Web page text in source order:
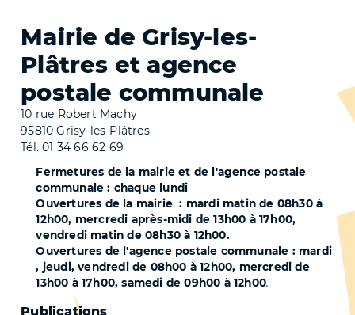
Mairie de Grisy-les-
Plâtres et agence
postale communale
10 rue Robert Machy
95810 Grisy-les-Plâtres
Tél. 01 34 66 62 69
Fermetures de la mairie et de l'agence postale
communale : chaque lundi
Ouvertures de la mairie : mardi matin de 08h30 à
12h00, mercredi après-midi de 13h00 à 17h00,
vendredi matin de 08h30 à 12h00.
Ouvertures de l'agence postale communale : mardi
, jeudi, vendredi de 08h00 à 12h00, mercredi de
13h00 à 17h00, samedi de 09h00 à 12h00.
Publications